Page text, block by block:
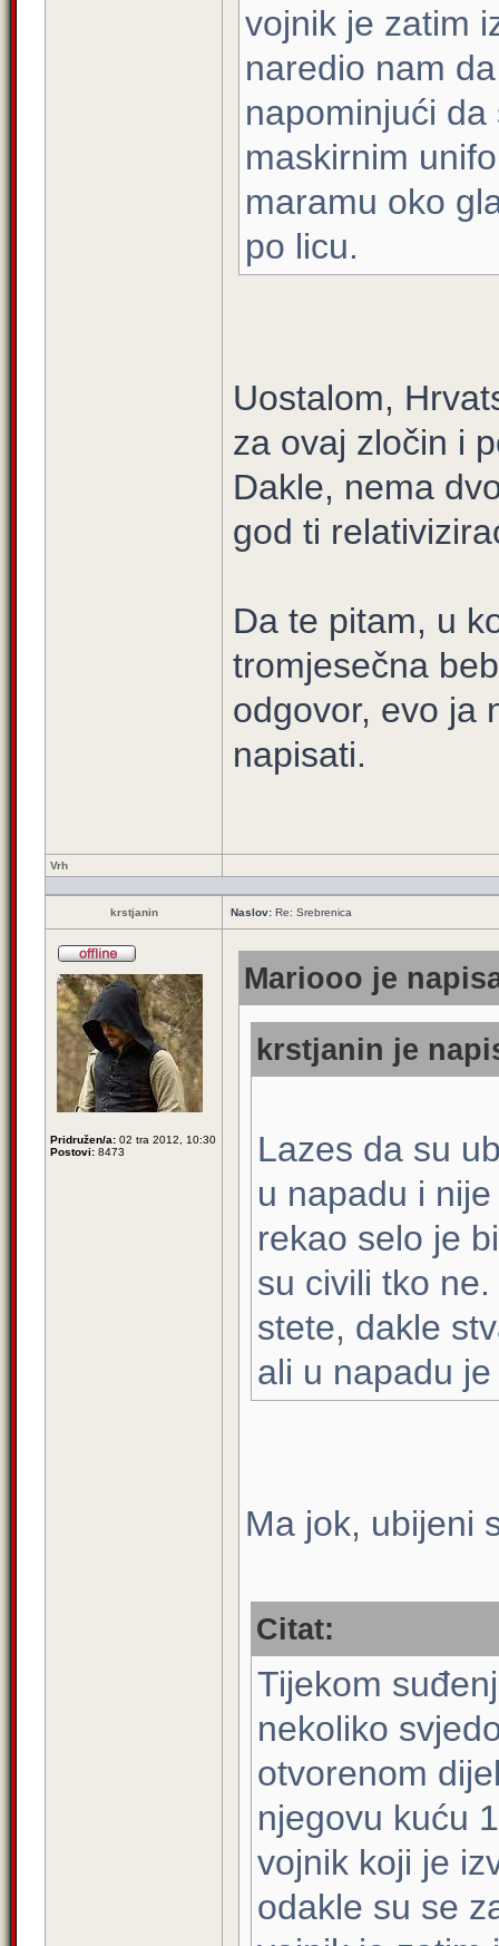
vojnik je zatim
naredio nam
napominjući
maskirnim
maramu oko
po licu.
Uostalom,
za ovaj zločin i
Dakle, nema
god ti
Da te pitam, u
tromjesečna
odgovor, evo ja
napisati.
Vrh
krstjanin Naslov: Re: Srebrenica
Pridružen/a: 02 tra 2012, 10:30
Postovi: 8473
Mariooo je
krstjanin je
Lazes da su
u napadu i
rekao selo je
su civili tko
stete, dakle
ali u napadu
Ma jok, ubijeni
Citat:
Tijekom
nekoliko
otvorenom
njegovu kuću
vojnik koji je
odakle su se